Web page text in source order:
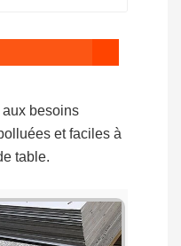
besoins
et faciles à
table.